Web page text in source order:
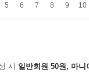
5 6 7 8 9 10
시 일반회원 50원, 마니